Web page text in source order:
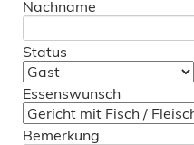
Nachname
Status
Essenswunsch
Bemerkung